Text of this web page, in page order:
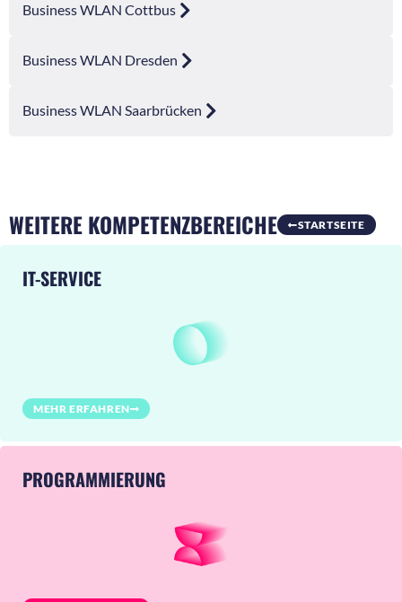
Business WLAN Cottbus
Business WLAN Dresden
Business WLAN Saarbrücken
WEITERE KOMPETENZBEREICHE STARTSEITE
IT-SERVICE
MEHR ERFAHREN
PROGRAMMIERUNG